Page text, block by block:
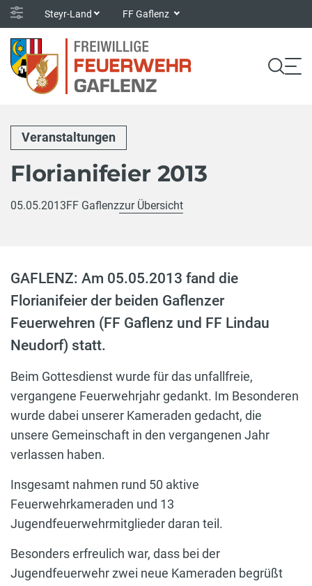
Steyr-Land FF Gaflenz
Veranstaltungen
Florianifeier 2013
05.05.2013FF Gaflenzzur Übersicht
GAFLENZ: Am 05.05.2013 fand die
Florianifeier der beiden Gaflenzer
Feuerwehren (FF Gaflenz und FF Lindau
Neudorf) statt.
Beim Gottesdienst wurde für das unfallfreie,
vergangene Feuerwehrjahr gedankt. Im Besonderen
wurde dabei unserer Kameraden gedacht, die
unsere Gemeinschaft in den vergangenen Jahr
verlassen haben.
Insgesamt nahmen rund 50 aktive
Feuerwehrkameraden und 13
Jugendfeuerwehrmitglieder daran teil.
Besonders erfreulich war, dass bei der
Jugendfeuerwehr zwei neue Kameraden begrüßt